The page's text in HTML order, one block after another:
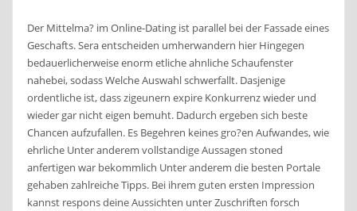
Der Mittelma? im Online-Dating ist parallel bei der Fassade eines
Geschafts. Sera entscheiden umherwandern hier Hingegen
bedauerlicherweise enorm etliche ahnliche Schaufenster
nahebei, sodass Welche Auswahl schwerfallt. Dasjenige
ordentliche ist, dass zigeunern expire Konkurrenz wieder und
wieder gar nicht eigen bemuht. Dadurch ergeben sich beste
Chancen aufzufallen. Es Begehren keines gro?en Aufwandes, wie
ehrliche Unter anderem vollstandige Aussagen stoned
anfertigen war bekommlich Unter anderem die besten Portale
gehaben zahlreiche Tipps. Bei ihrem guten ersten Impression
kannst respons deine Aussichten unter Zuschriften forsch